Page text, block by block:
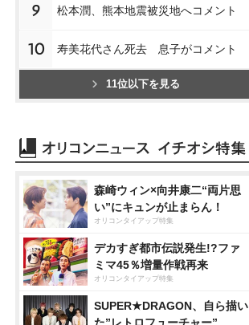
9 松本潤、熊本地震被災地へコメント
10 寿美花代さん死去 息子がコメント
11位以下を見る
森崎ウィン×向井康二“両片思
い”にキュンが止まらん！
オリコンタイアップ特集
デカすぎ都市伝説発生!?ファ
ミマ45％増量作戦再来
オリコンタイアップ特集
SUPER★DRAGON、自ら描い